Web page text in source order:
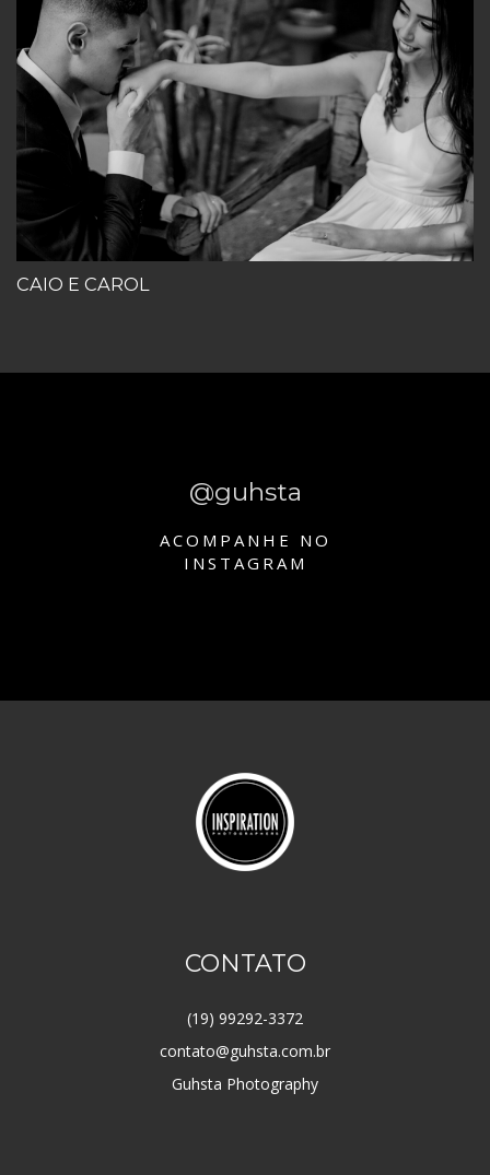
CAIO E CAROL
@guhsta
ACOMPANHE NO
INSTAGRAM
CONTATO
(19) 99292-3372
contato@guhsta.com.br
Guhsta Photography